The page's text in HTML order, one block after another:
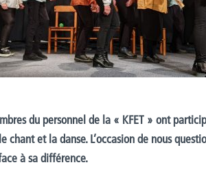
du personnel de la « KFET » ont
chant et la danse. L’occasion de nous
à sa différence.